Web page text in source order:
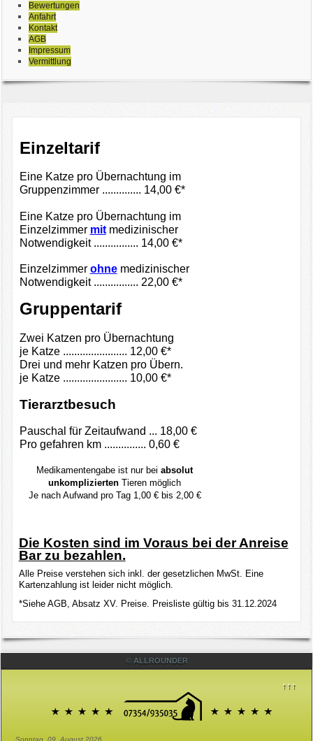
Bewertungen
Anfahrt
Kontakt
AGB
Impressum
Vermittlung
Einzeltarif
Eine Katze pro Übernachtung im
Gruppenzimmer .............. 14,00 €*
Eine Katze pro Übernachtung im
Einzelzimmer mitmedizinischer
Notwendigkeit ................ 14,00 €*
Einzelzimmer ohnemedizinischer
Notwendigkeit ................ 22,00 €*
Gruppentarif
Zwei Katzen pro Übernachtung
je Katze ....................... 12,00 €*
Drei und mehr Katzen pro Übern.
je Katze ....................... 10,00 €*
Tierarztbesuch
Pauschal für Zeitaufwand ... 18,00 €
Pro gefahren km ............... 0,60 €
Medikamentengabe ist nur beiabsolut
unkomplizierten Tieren möglich
Je nach Aufwand pro Tag 1,00 € bis 2,00 €
Die Kosten sind im Voraus bei der Anreise
Bar zu bezahlen.
Alle Preise verstehen sich inkl. der gesetzlichen MwSt. Eine
Kartenzahlung ist leider nicht möglich.
*Siehe AGB, Absatz XV. Preise. Preisliste gültig bis 31.12.2024
© ALLROUNDER
↑↑↑